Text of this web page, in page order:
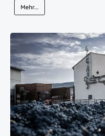
Mehr...